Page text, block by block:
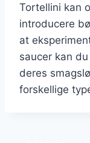
Tortellini kan
introducere
at
saucer kan
deres
forskellige